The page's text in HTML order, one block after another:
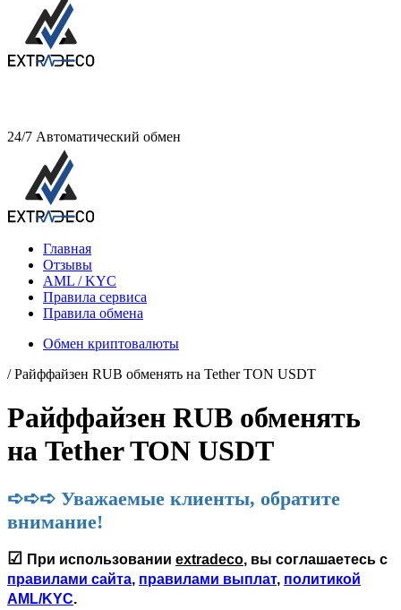
24/7 Автоматический обмен
Главная
Отзывы
AML / KYC
Правила сервиса
Правила обмена
Обмен криптовалюты
/ Paйффaйзeн RUB обменять на Tether TON USDT
Paйффaйзeн RUB обменять
на Tether TON USDT
➪➪➪ Уважаемые клиенты, обратите
внимание!
☑ При использовании extradeco, вы соглашаетесь с
правилами сайта, правилами выплат, политикой
AML/KYC.